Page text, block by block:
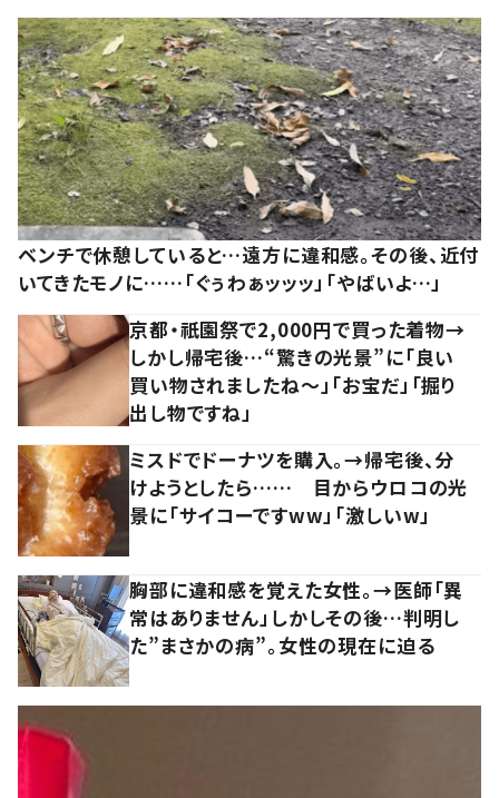
ベンチで休憩していると…遠方に違和感。その後、近付
いてきたモノに……「ぐぅわぁッッッ」「やばいよ…」
京都・祇園祭で2,000円で買った着物→
しかし帰宅後…“驚きの光景”に「良い
買い物されましたね～」「お宝だ」「掘り
出し物ですね」
ミスドでドーナツを購入。→帰宅後、分
けようとしたら…… 目からウロコの光
景に「サイコーですww」「激しいw」
胸部に違和感を覚えた女性。→医師「異
常はありません」しかしその後…判明し
た”まさかの病”。女性の現在に迫る